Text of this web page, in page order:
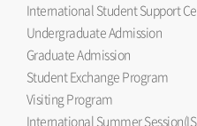
International Student Support
Undergraduate Admission
Graduate Admission
Student Exchange Program
Visiting Program
International Summer